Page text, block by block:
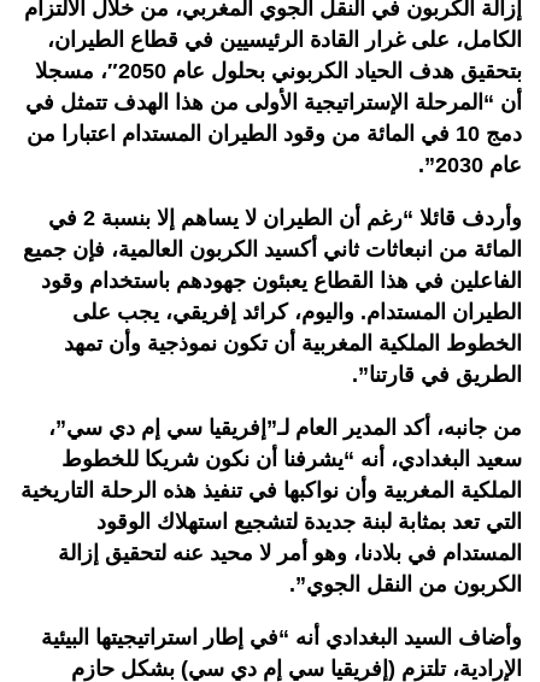
إزالة الكربون في النقل الجوي المغربي، من خلال الالتزام
الكامل، على غرار القادة الرئيسيين في قطاع الطيران،
بتحقيق هدف الحياد الكربوني بحلول عام 2050″، مسجلا
أن “المرحلة الإستراتيجية الأولى من هذا الهدف تتمثل في
دمج 10 في المائة من وقود الطيران المستدام اعتبارا من
عام 2030”.
وأردف قائلا “رغم أن الطيران لا يساهم إلا بنسبة 2 في
المائة من انبعاثات ثاني أكسيد الكربون العالمية، فإن جميع
الفاعلين في هذا القطاع يعبئون جهودهم باستخدام وقود
الطيران المستدام. واليوم، كرائد إفريقي، يجب على
الخطوط الملكية المغربية أن تكون نموذجية وأن تمهد
الطريق في قارتنا”.
من جانبه، أكد المدير العام لـ”إفريقيا سي إم دي سي”،
سعيد البغدادي، أنه “يشرفنا أن نكون شريكا للخطوط
الملكية المغربية وأن نواكبها في تنفيذ هذه الرحلة التاريخية
التي تعد بمثابة لبنة جديدة لتشجيع استهلاك الوقود
المستدام في بلادنا، وهو أمر لا محيد عنه لتحقيق إزالة
الكربون من النقل الجوي”.
وأضاف السيد البغدادي أنه “في إطار استراتيجيتها البيئية
الإرادية، تلتزم (إفريقيا سي إم دي سي) بشكل حازم